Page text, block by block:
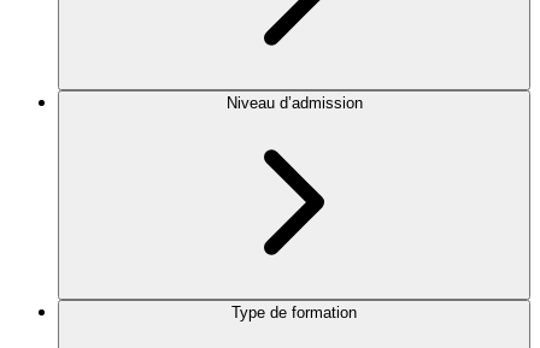
Niveau d’admission
Type de formation